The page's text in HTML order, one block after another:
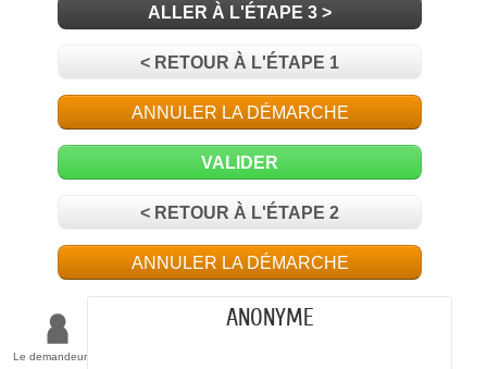
ALLER À L'ÉTAPE 3 >
< RETOUR À L'ÉTAPE 1
ANNULER LA DÉMARCHE
VALIDER
< RETOUR À L'ÉTAPE 2
ANNULER LA DÉMARCHE
Le demandeur
ANONYME